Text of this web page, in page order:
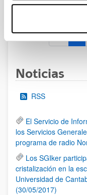
al 30/07/2026
1
Noticias
RSS
El Servicio de
los Servicios
programa de radio
Los SGIker
cristalización en la
Universidad de
(30/05/2017)